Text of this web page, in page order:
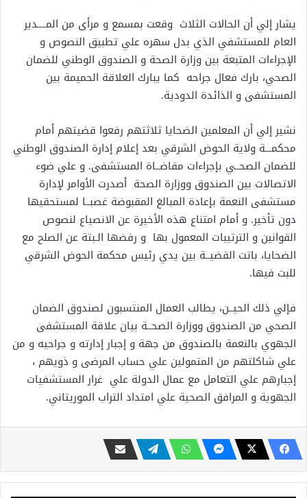
يشار إلي أن الحالات الثلاث وقعت بمسمع و مرأى من المــــدير
العام للمستشفي الذي بدل سهره علي تطبيق النصوص و
الإجراءات المتبعة بين وزارة الصحة و الصندوق الوطني للضمان
الصحي، بارك فعال جراحه كما يبارك العلاقة الحميمة بين
المستشفى و الذائدة الدودية.
نشير إلي أن المعلمين الضحايا ثلاثتهم رفعوا قضيتهم أمام
محكمـــة ولاية الحوض الشرقي بعد إعلام إدارة الصندوق الوطني
للضمان الصحــي بإجراءات مقاضــاة المستشفى. و علي ضوء
الاتصالات بين الصندوق ووزارة الصحة أصدرت الأوامر لإدارة
مستشفى النعمة بإعادة المبالغ المقبوضة غصبــا لمستحقيها
دون تأخير. و أمام امتناع هذه الأخيرة عن الانصياع لنصوص
القوانين و الترتيبات المعمول بها و رفضها الـبتة عن الصلح مع
الضحايا، باتت القضيــة بين يدي رئيس محكمة الحوض الشرقي
للبت فيها.
فإلي ذلك الحيــن، يطالب العمال المنتسبون لصندوق الضمان
الصحي من الصندوق ووزارة الصحــة بيان علاقة المستشفى
الجهوي بالنعمة بالصندوق من جهة و إجبار إدارته و جراحيه و من
علي شاكلتهم من المتمولين علي حساب المرضى و ذويهم ،
إجبارهم علي التعامل مع عمال الدولة علي غرار المستشفيات
الجهوية و المرافق الصحية علي امتداد التراب الموريتاني.